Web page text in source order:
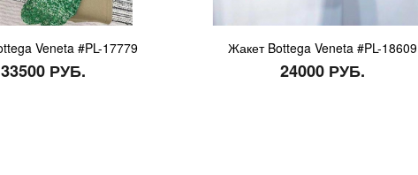
Veneta #PL-17779
33500 РУБ.
Жакет Bottega Veneta #PL-18609
24000 РУБ.